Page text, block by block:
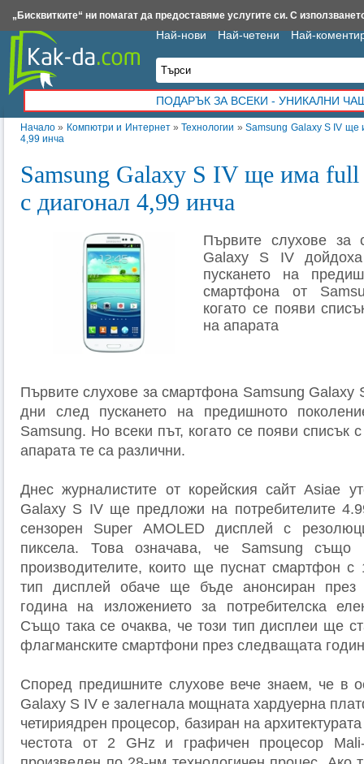
Начало » Компютри и Интернет»Технологии »Samsung Galaxy S IV ще
4,99 инча
Samsung Galaxy S IV ще има
с диагонал 4,99 инча
Първите слухове за
Galaxy S IV
пускането на
смартфона от
когато се появи
на апарата
Първите слухове за смартфона Samsung Galaxy
дни след пускането на предишното
Samsung. Но всеки път, когато се появи списък с
апарата те са различни.
Днес журналистите от корейския сайт Asiae
Galaxy S IV ще предложи на потребителите
сензорен Super AMOLED дисплей с
пиксела. Това означава, че Samsung
производителите, които ще пуснат смартфон с
тип дисплей обаче ще бъде анонсиран през
година на изложението за потребителска
Също така се очаква, че този тип дисплеи ще
флагманските смартфони през следващата
Според предишните слухове вече знаем, че в
Galaxy S IV е залегнала мощната хардуерна
четириядрен процесор, базиран на
честота от 2 GHz и графичен процесор
Най-нови Най-четени Най-
ПОДАРЪК ЗА ВСЕКИ - УНИКАЛНИ
Insert.bg Framar.bg Kak-da.com Iztochnik.com BauBau.bg NewAge.bg
„Бисквитките“ ни помагат да предоставяме услугите си. С